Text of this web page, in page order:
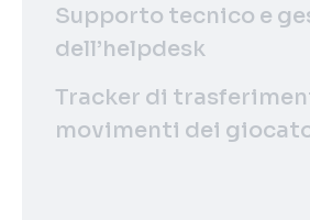
Supporto tecnico e
dell’helpdesk
Tracker di
movimenti dei